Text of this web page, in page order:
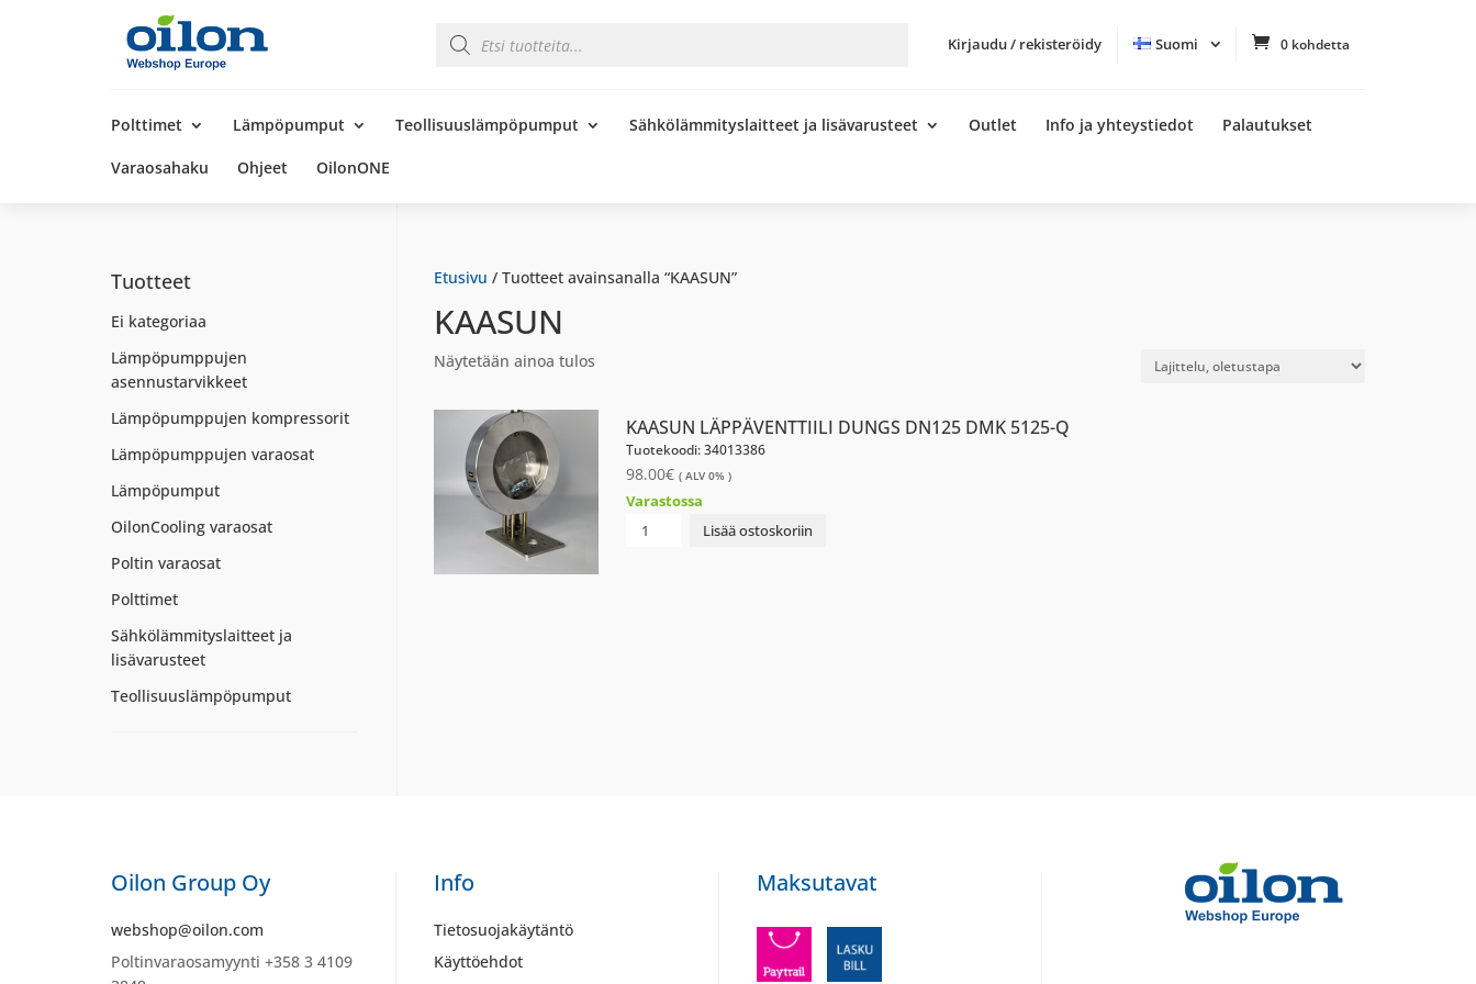
Kirjaudu / rekisteröidy Suomi 0 kohdetta
search
Polttimet Lämpöpumput Teollisuuslämpöpumput Sähkölämmityslaitteet ja lisävarusteet Outlet Info ja yhteystiedot Palautukset
Varaosahaku Ohjeet OilonONE
Etusivu / Tuotteet avainsanalla “KAASUN”
KAASUN
Näytetään ainoa tulos
KAASUN LÄPPÄVENTTIILI DUNGS DN125 DMK 5125-Q
Tuotekoodi: 34013386
98.00€ ( ALV 0% )
Varastossa
KAASUN
Lisää ostoskoriin
Tuotteet
Ei kategoriaa
Lämpöpumppujen
asennustarvikkeet
Lämpöpumppujen kompressorit
Lämpöpumppujen varaosat
Lämpöpumput
OilonCooling varaosat
Poltin varaosat
Polttimet
Sähkölämmityslaitteet ja
lisävarusteet
Teollisuuslämpöpumput
Oilon Group Oy
webshop@oilon.com
Poltinvaraosamyynti +358 3 4109
Info
Tietosuojakäytäntö
Käyttöehdot
Maksutavat